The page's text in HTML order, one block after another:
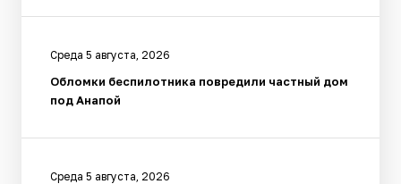
Среда 5 августа, 2026
Обломки беспилотника повредили частный дом
под Анапой
Среда 5 августа, 2026